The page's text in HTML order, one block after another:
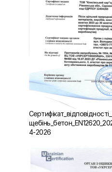
Сертифікат_відповідності_
4-2026